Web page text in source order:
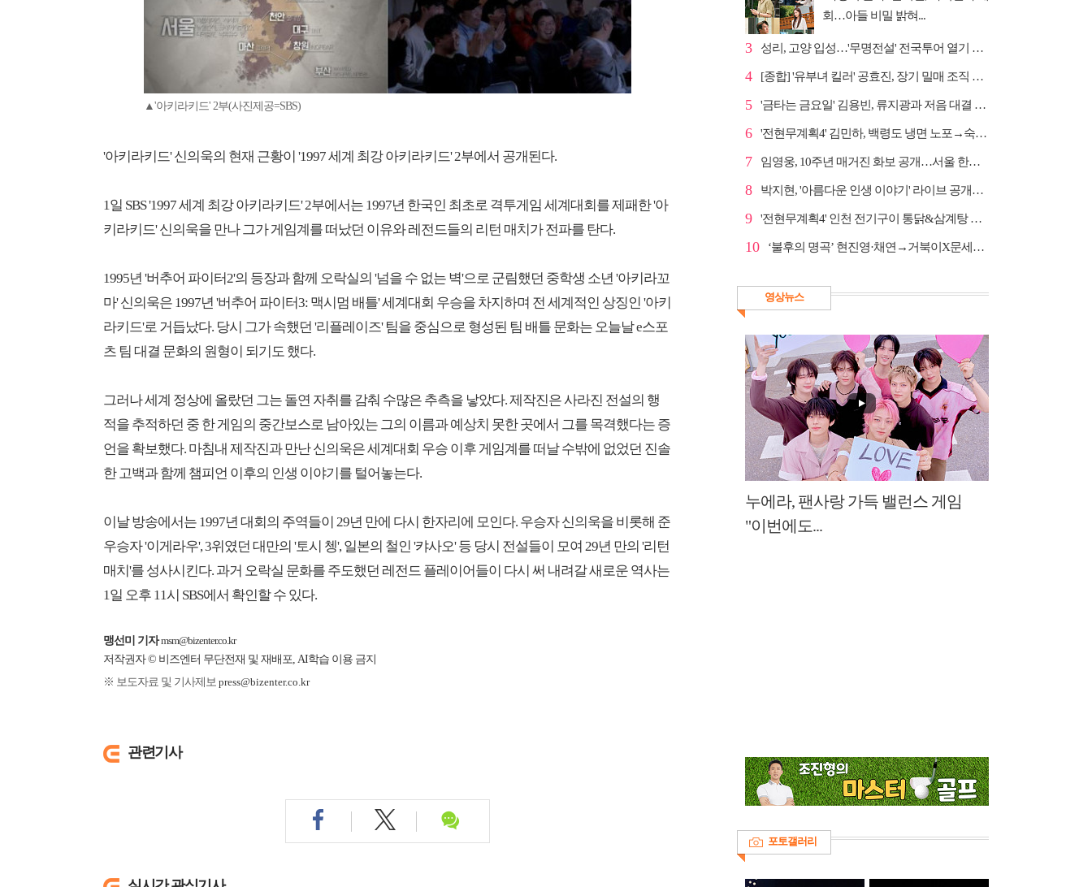
▲'아키라키드' 2부(사진제공=SBS)
'아키라키드' 신의욱의 현재 근황이 '1997 세계 최강 아키라키드' 2부에서 공개된다.
1일 SBS '1997 세계 최강 아키라키드' 2부에서는 1997년 한국인 최초로 격투게임 세계대회를 제패한 '아
키라키드' 신의욱을 만나 그가 게임계를 떠났던 이유와 레전드들의 리턴 매치가 전파를 탄다.
1995년 '버추어 파이터2'의 등장과 함께 오락실의 '넘을 수 없는 벽'으로 군림했던 중학생 소년 '아키라꼬
마' 신의욱은 1997년 '버추어 파이터3: 맥시멈 배틀' 세계대회 우승을 차지하며 전 세계적인 상징인 '아키
라키드'로 거듭났다. 당시 그가 속했던 '리플레이즈' 팀을 중심으로 형성된 팀 배틀 문화는 오늘날 e스포
츠 팀 대결 문화의 원형이 되기도 했다.
그러나 세계 정상에 올랐던 그는 돌연 자취를 감춰 수많은 추측을 낳았다. 제작진은 사라진 전설의 행
적을 추적하던 중 한 게임의 중간보스로 남아있는 그의 이름과 예상치 못한 곳에서 그를 목격했다는 증
언을 확보했다. 마침내 제작진과 만난 신의욱은 세계대회 우승 이후 게임계를 떠날 수밖에 없었던 진솔
한 고백과 함께 챔피언 이후의 인생 이야기를 털어놓는다.
이날 방송에서는 1997년 대회의 주역들이 29년 만에 다시 한자리에 모인다. 우승자 신의욱을 비롯해 준
우승자 '이게라우', 3위였던 대만의 '토시 쳉', 일본의 철인 '캬사오' 등 당시 전설들이 모여 29년 만의 '리턴
매치'를 성사시킨다. 과거 오락실 문화를 주도했던 레전드 플레이어들이 다시 써 내려갈 새로운 역사는
1일 오후 11시 SBS에서 확인할 수 있다.
맹선미 기자 msm@bizenter.co.kr
저작권자 © 비즈엔터 무단전재 및 재배포, AI학습 이용 금지
※ 보도자료 및 기사제보 press@bizenter.co.kr
관련기사
회…아들 비밀 밝혀...
3 성리, 고양 입성…'무명전설' 전국투어 열기 지속
4 [종합] '유부녀 킬러' 공효진, 장기 밀매 조직 소탕…4...
5 '금타는 금요일' 김용빈, 류지광과 저음 대결 승리
6 '전현무계획4' 김민하, 백령도 냉면 노포→숙성 광어초...
7 임영웅, 10주년 매거진 화보 공개…서울 한복판 대형 현...
8 박지현, '아름다운 인생 이야기' 라이브 공개…감성 보...
9 '전현무계획4' 인천 전기구이 통닭&삼계탕 노포 맛집 탐방
10 ‘불후의 명곡’ 현진영·채연→거북이X문세윤, 레전드 배틀
영상뉴스
누에라, 팬사랑 가득 밸런스 게임
"이번에도...
포토갤러리